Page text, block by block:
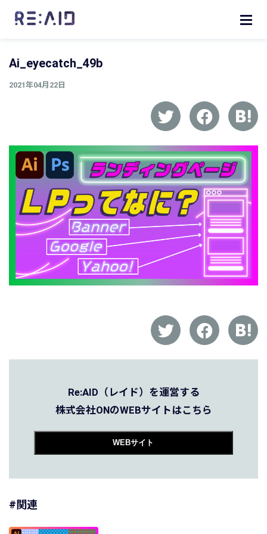
Ai_eyecatch_49b
2021年04月22日
Re:AID（レイド）を運営する
株式会社ONのWEBサイトはこちら
WEBサイト
#関連